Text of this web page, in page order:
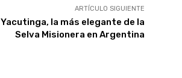
ARTÍCULO SIGUIENTE
Yacutinga, la más elegante de la
Selva Misionera en Argentina